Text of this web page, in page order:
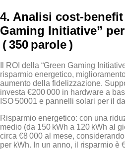
4. Analisi
Gaming Initiative”
( 350 parole )
Il ROI della “Green Gaming
risparmio energetico,
aumento della fidelizzazione.
investa €200 000 in hardware a
ISO 50001 e pannelli solari per il
Risparmio energetico: con una
medio (da 150 kWh a 120 kWh al
circa €8 000 al mese,
per kWh. In un anno, il risparmio è